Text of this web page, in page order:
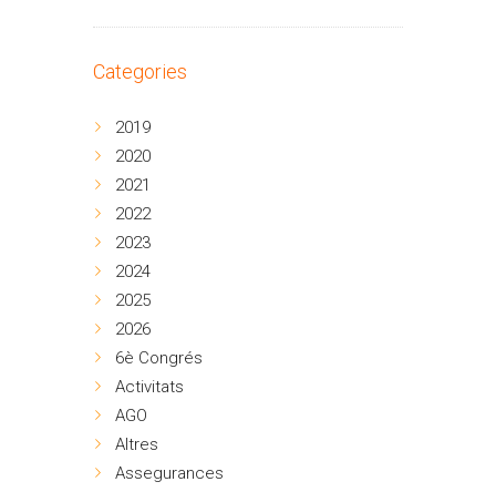
Categories
2019
2020
2021
2022
2023
2024
2025
2026
6è Congrés
Activitats
AGO
Altres
Assegurances